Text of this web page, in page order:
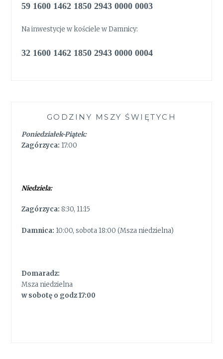
59 1600 1462 1850 2943 0000 0003
Na inwestycje w kościele w Damnicy:
32 1600 1462 1850 2943 0000 0004
GODZINY MSZY ŚWIĘTYCH
Poniedziałek-Piątek:
Zagórzyca: 17:00
Niedziela:
Zagórzyca: 8:30, 11:15
Damnica: 10:00, sobota 18:00 (Msza niedzielna)
Domaradz:
Msza niedzielna
w sobotę o godz 17:00